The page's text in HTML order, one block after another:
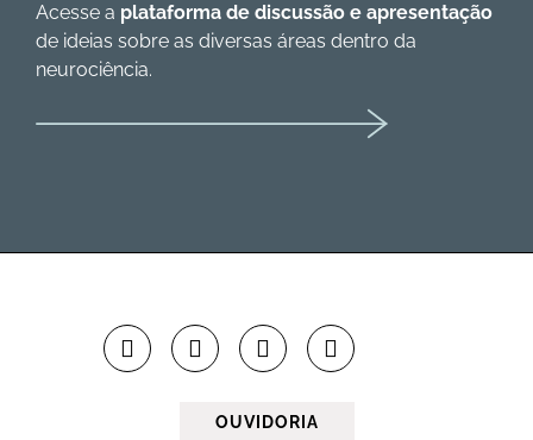
Acesse a plataforma de discussão e apresentação
de ideias sobre as diversas áreas dentro da
neurociência.
OUVIDORIA